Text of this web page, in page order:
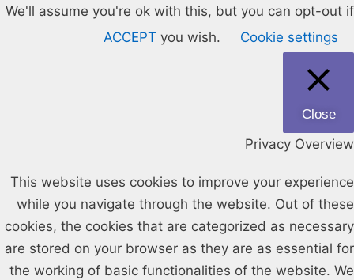
We'll assume you're ok with this, but you can opt-out if
you wish.
Cookie settings
ACCEPT
Close
Privacy Overview
This website uses cookies to improve your experience
while you navigate through the website. Out of these
cookies, the cookies that are categorized as necessary
are stored on your browser as they are as essential for
the working of basic functionalities of the website. We